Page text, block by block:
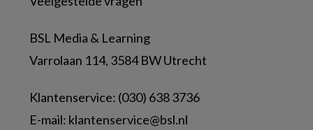
BSL Media & Learning
Varrolaan 114, 3584 BW Utrecht
Klantenservice: (030) 638 3736
E-mail: klantenservice@bsl.nl